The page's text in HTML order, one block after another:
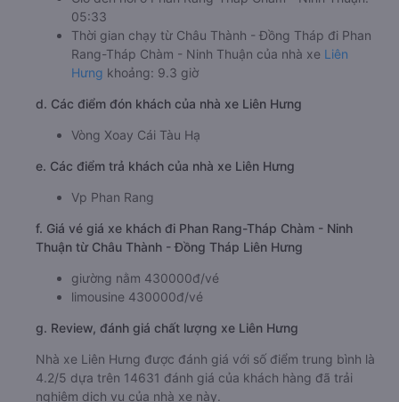
05:33
Thời gian chạy từ Châu Thành - Đồng Tháp đi Phan
Rang-Tháp Chàm - Ninh Thuận của nhà xe Liên
Hưng khoảng: 9.3 giờ
d. Các điểm đón khách của nhà xe Liên Hưng
Vòng Xoay Cái Tàu Hạ
e. Các điểm trả khách của nhà xe Liên Hưng
Vp Phan Rang
f. Giá vé giá xe khách đi Phan Rang-Tháp Chàm - Ninh
Thuận từ Châu Thành - Đồng Tháp Liên Hưng
giường nằm 430000đ/vé
limousine 430000đ/vé
g. Review, đánh giá chất lượng xe Liên Hưng
Nhà xe Liên Hưng được đánh giá với số điểm trung bình là
4.2/5 dựa trên 14631 đánh giá của khách hàng đã trải
nghiệm dịch vụ của nhà xe này.